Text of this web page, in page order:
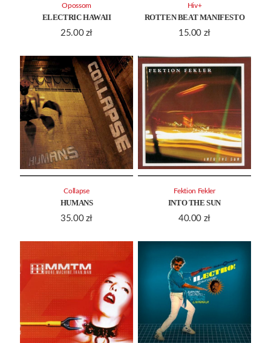
ELECTRIC HAWAII
25.00 zł
Opossom
ROTTEN BEAT MANIFESTO
15.00 zł
Hiv+
HUMANS
35.00 zł
Collapse
INTO THE SUN
40.00 zł
Fektion Fekler